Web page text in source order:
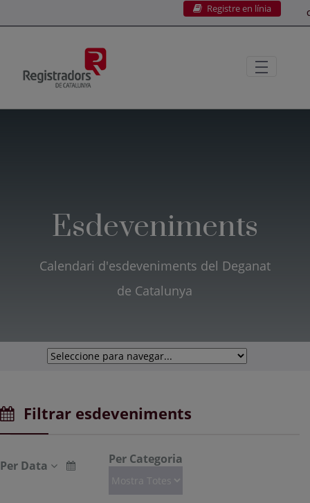
Registre en línia
Esdeveniments
Calendari d'esdeveniments del Deganat
de Catalunya
Filtrar esdeveniments
Per Data Per Categoria